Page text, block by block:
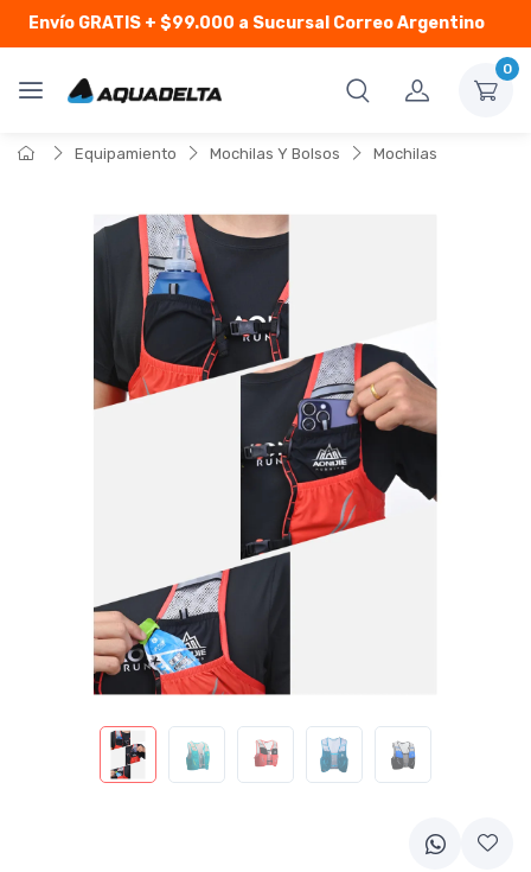
Envío GRATIS+ $99.000 a Sucursal Correo Argentino
0
Equipamiento Mochilas Y Bolsos Mochilas